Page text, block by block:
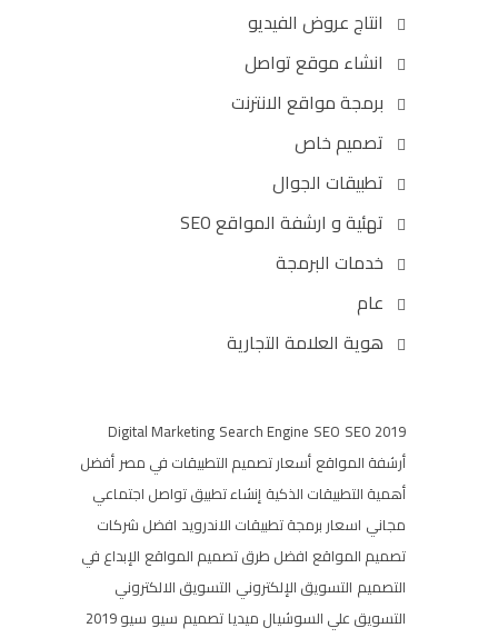
انتاج عروض الفيديو
انشاء موقع تواصل
برمجة مواقع الانترنت
تصميم خاص
تطبيقات الجوال
تهئية و ارشفة المواقع SEO
خدمات البرمجة
عام
هوية العلامة التجارية
Digital Marketing Search Engine SEO SEO 2019
أرشفة المواقع أسعار تصميم التطبيقات في مصر أفضل
أهمية التطبيقات الذكية إنشاء تطبيق تواصل اجتماعي
مجاني اسعار برمجة تطبيقات الاندرويد افضل شركات
تصميم المواقع افضل طرق تصميم المواقع الإبداع في
التصميم التسويق الإلكتروني التسويق الالكتروني
التسويق علي السوشيال ميديا تصميم سيو سيو 2019